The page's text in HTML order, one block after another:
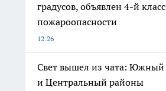
градусов, объявлен 4-й класс
пожароопасности
12:26
Свет вышел из чата: Южный
и Центральный районы